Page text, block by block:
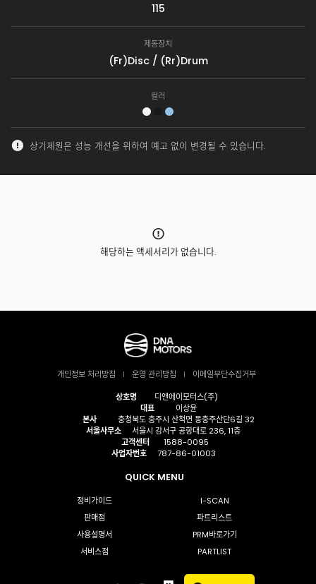
115
제동장치
(Fr)Disc / (Rr)Drum
컬러
상기제원은 성능 개선을 위하여 예고 없이 변경될 수 있습니다.
해당하는 액세서리가 없습니다.
개인정보 처리방침 운영 관리방침
이메일무단수집거부
상호명
디앤에이모터스(주)
대표
이상윤
본사
충청북도 충주시 산척면 동충주산단6길 32
서울사무소
서울시 강서구 공항대로 236, 11층
고객센터
1588-0095
사업자번호
787-86-01003
QUICK MENU
정비가이드
I-SCAN
판매점
파트리스트
사용설명서
PRM바로가기
서비스점
PARTLIST